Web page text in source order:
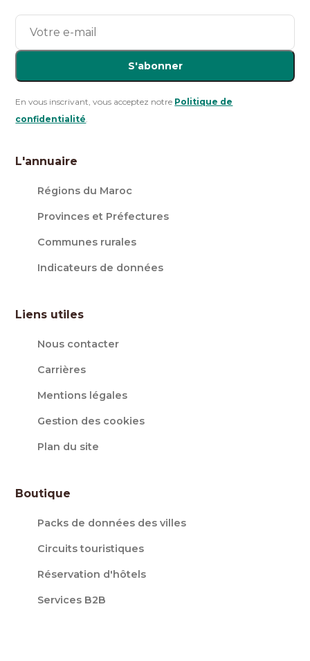
S'abonner
En vous inscrivant, vous acceptez notre Politique de
confidentialité.
L'annuaire
Régions du Maroc
Provinces et Préfectures
Communes rurales
Indicateurs de données
Liens utiles
Nous contacter
Carrières
Mentions légales
Gestion des cookies
Plan du site
Boutique
Packs de données des villes
Circuits touristiques
Réservation d'hôtels
Services B2B